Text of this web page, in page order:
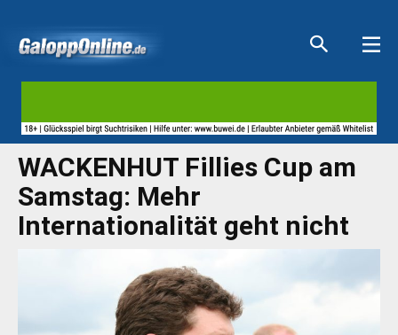
WACKENHUT Fillies Cup am
Samstag: Mehr
Internationalität geht nicht